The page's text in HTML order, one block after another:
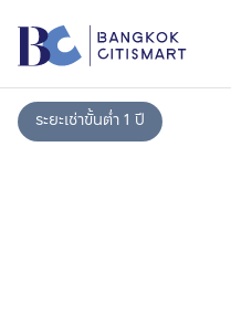
ระยะเช่าขั้นต่ำ 1 ปี